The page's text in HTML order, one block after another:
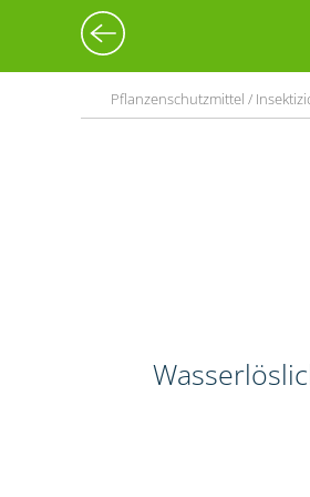
Pflanzenschutzmittel /